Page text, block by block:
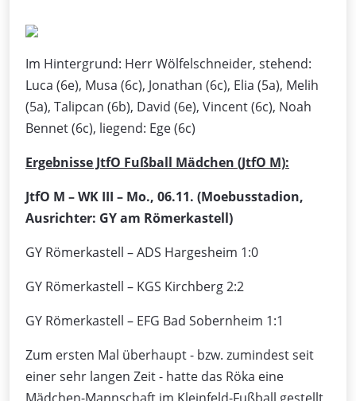
Im Hintergrund: Herr Wölfelschneider, stehend:
Luca (6e), Musa (6c), Jonathan (6c), Elia (5a), Melih
(5a), Talipcan (6b), David (6e), Vincent (6c), Noah
Bennet (6c), liegend: Ege (6c)
Ergebnisse JtfO Fußball Mädchen (JtfO M):
JtfO M – WK III – Mo., 06.11. (Moebusstadion,
Ausrichter: GY am Römerkastell)
GY Römerkastell – ADS Hargesheim 1:0
GY Römerkastell – KGS Kirchberg 2:2
GY Römerkastell – EFG Bad Sobernheim 1:1
Zum ersten Mal überhaupt - bzw. zumindest seit
einer sehr langen Zeit - hatte das Röka eine